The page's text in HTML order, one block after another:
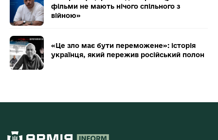
фільми не мають нічого спільного з
війною»
«Це зло має бути переможене»: історія
українця, який пережив російський полон